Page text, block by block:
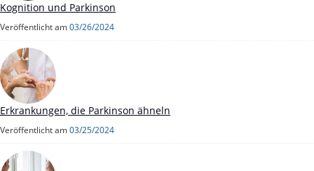
Kognition und Parkinson
Veröffentlicht am03/26/2024
Erkrankungen, die Parkinson ähneln
Veröffentlicht am03/25/2024